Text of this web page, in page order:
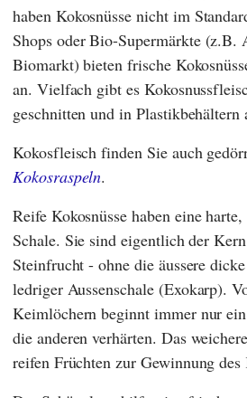
haben Kokosnüsse nicht im
Shops oder Bio-Supermärkte (z.B.
Biomarkt) bieten frische
an. Vielfach gibt es
geschnitten und in Plastikbehältern
Kokosfleisch finden Sie auch
Kokosraspeln.
Reife Kokosnüsse haben eine
Schale. Sie sind eigentlich der
Steinfrucht - ohne die äussere
ledriger Aussenschale (Exokarp).
Keimlöchern beginnt immer nur
die anderen verhärten. Das
reifen Früchten zur Gewinnung des